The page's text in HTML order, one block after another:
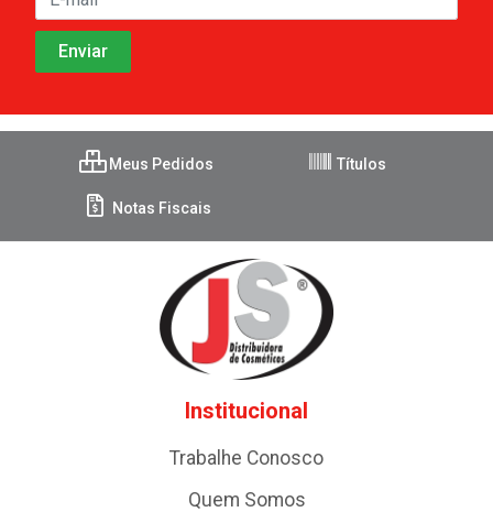
Meus Pedidos Títulos
Notas Fiscais
Institucional
Trabalhe Conosco
Quem Somos